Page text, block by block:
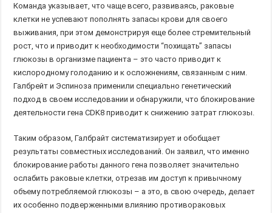
Команда указывает, что чаще всего, развиваясь, раковые
клетки не успевают пополнять запасы крови для своего
выживания, при этом демонстрируя еще более стремительный
рост, что и приводит к необходимости “похищать” запасы
глюкозы в организме пациента – это часто приводит к
кислородному голоданию и к осложнениям, связанным с ним.
Галбрейт и Эспиноза применили специально генетический
подход в своем исследовании и обнаружили, что блокирование
деятельности гена CDK8 приводит к снижению затрат глюкозы.
Таким образом, Галбрайт систематизирует и обобщает
результаты совместных исследований. Он заявил, что именно
блокирование работы данного гена позволяет значительно
ослабить раковые клетки, отрезав им доступ к привычному
объему потребляемой глюкозы – а это, в свою очередь, делает
их особенно подверженными влиянию противораковых